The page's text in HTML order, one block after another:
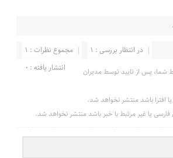
مجموع نظرات : 1
در انتظار بررسی : 1
انتشار یافته : 0
شما، پس از تایید توسط مدیران
افترا باشد منتشر نخواهد شد.
فارسی یا غیر مرتبط با خبر باشد منتشر نخواهد شد.